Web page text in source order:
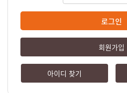
로그인
회원가입
아이디 찾기